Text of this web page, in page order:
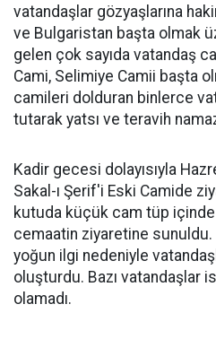
vatandaşlar gözyaşlarına
ve Bulgaristan başta olmak
gelen çok sayıda vatandaş
Cami, Selimiye Camii başta
camileri dolduran binlerce
tutarak yatsı ve teravih
Kadir gecesi dolayısıyla
Sakal-ı Şerif'i Eski Camide
kutuda küçük cam tüp içinde
cemaatin ziyaretine
yoğun ilgi nedeniyle
oluşturdu. Bazı vatandaşlar
olamadı.